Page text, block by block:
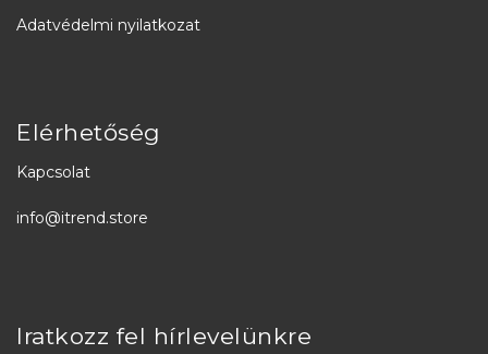
Adatvédelmi nyilatkozat
Elérhetőség
Kapcsolat
info@itrend.store
Iratkozz fel hírlevelünkre